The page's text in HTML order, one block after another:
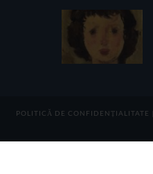
POLITICĂ DE CONFIDENȚIALITATE